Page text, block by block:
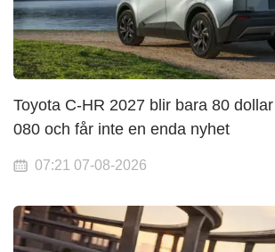
Toyota C-HR 2027 blir bara 80
080 och får inte en enda nyhet
07:21 07-08-2026